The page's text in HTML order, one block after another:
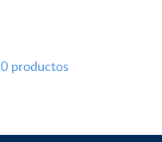
0 productos